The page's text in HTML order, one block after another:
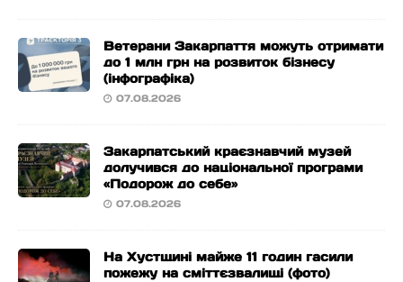
Ветерани Закарпаття можуть отримати
до 1 млн грн на розвиток бізнесу
(інфографіка)
07.08.2026
Закарпатський краєзнавчий музей
долучився до національної програми
«Подорож до себе»
07.08.2026
На Хустщині майже 11 годин гасили
пожежу на сміттєзвалищі (фото)